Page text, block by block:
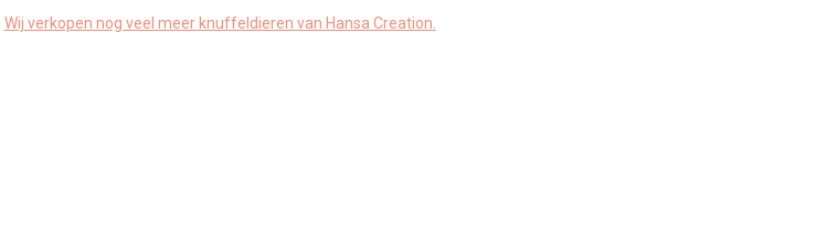
Wij verkopen nog veel meer knuffeldieren van Hansa Creation.